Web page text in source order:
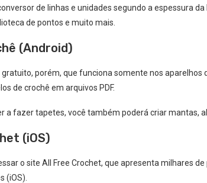
de linhas e unidades segundo a espessura
de pontos e muito mais.
(Android)
porém, que funciona somente nos aparelhos
de crochê em arquivos PDF.
a fazer tapetes, você também poderá criar mantas,
(iOS)
o site All Free Crochet, que apresenta milhares
(iOS).